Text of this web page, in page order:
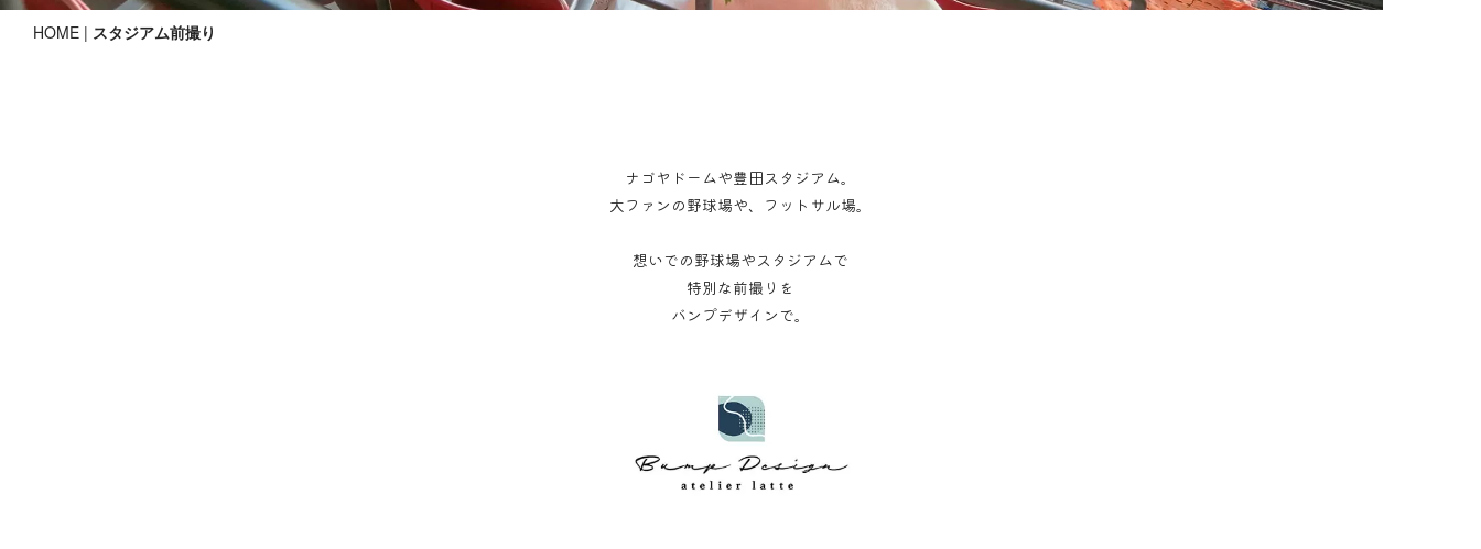
HOME | スタジアム前撮り
ナゴヤドームや豊田スタジアム。
大ファンの野球場や、フットサル場。
想いでの野球場やスタジアムで
特別な前撮りを
バンプデザインで。